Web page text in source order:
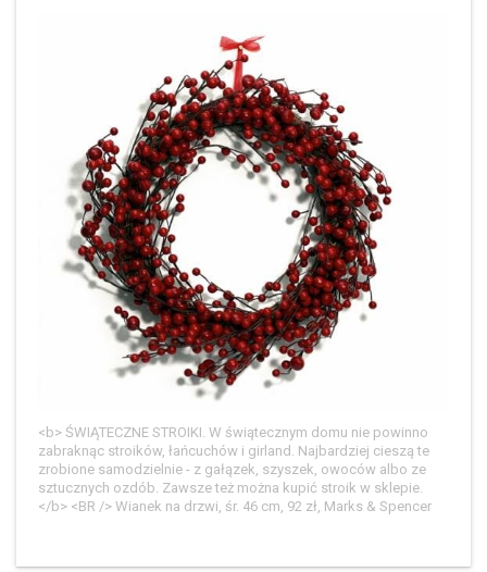
<b> ŚWIĄTECZNE STROIKI. W świątecznym domu nie powinno
zabraknąc stroików, łańcuchów i girland. Najbardziej cieszą te
zrobione samodzielnie - z gałązek, szyszek, owoców albo ze
sztucznych ozdób. Zawsze też można kupić stroik w sklepie.
</b> <BR /> Wianek na drzwi, śr. 46 cm, 92 zł, Marks & Spencer